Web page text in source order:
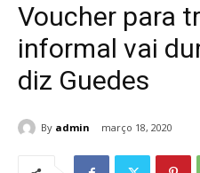
Voucher para
informal vai
diz Guedes
By admin março 18, 2020